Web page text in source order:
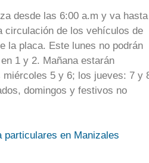
desde las 6:00 a.m y va hasta
circulación de los vehículos de
la placa. Este lunes no podrán
1 y 2. Mañana estarán
5 y 6; los jueves: 7 y
domingos y festivos no
particulares en Manizales